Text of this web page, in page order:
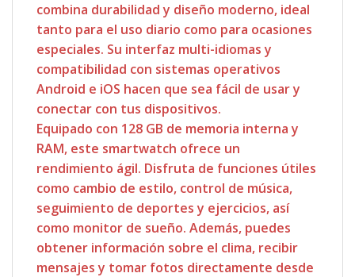
combina durabilidad y diseño moderno, ideal
tanto para el uso diario como para ocasiones
especiales. Su interfaz multi-idiomas y
compatibilidad con sistemas operativos
Android e iOS hacen que sea fácil de usar y
conectar con tus dispositivos.
Equipado con 128 GB de memoria interna y
RAM, este smartwatch ofrece un
rendimiento ágil. Disfruta de funciones útiles
como cambio de estilo, control de música,
seguimiento de deportes y ejercicios, así
como monitor de sueño. Además, puedes
obtener información sobre el clima, recibir
mensajes y tomar fotos directamente desde